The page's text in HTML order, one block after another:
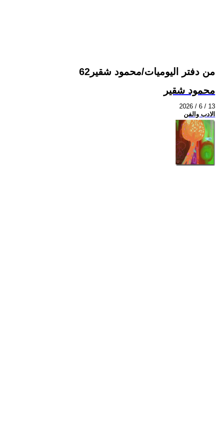
من دفتر اليوميات/محمود شقير62
محمود شقير
2026 / 6 / 13
الادب والفن